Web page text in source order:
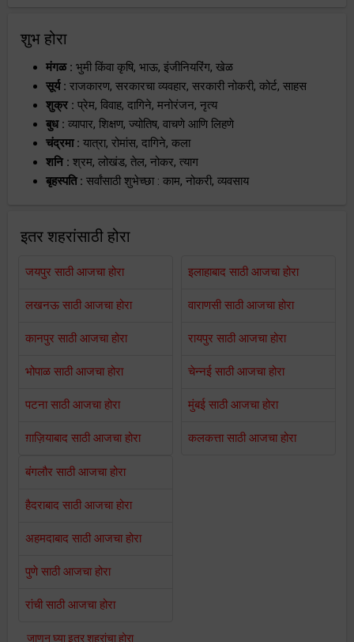
शुभ होरा
मंगळ : भुमी किंवा कृषि, भाऊ, इंजीनियरिंग, खेळ
सूर्य : राजकारण, सरकारचा व्यवहार, सरकारी नोकरी, कोर्ट, साहस
शुक्र : प्रेम, विवाह, दागिने, मनोरंजन, नृत्य
बुध : व्यापार, शिक्षण, ज्योतिष, वाचणे आणि लिहणे
चंद्रमा : यात्रा, रोमांस, दागिने, कला
शनि : श्रम, लोखंड, तेल, नोकर, त्याग
बृहस्पति : सर्वांसाठी शुभेच्छा : काम, नोकरी, व्यवसाय
इतर शहरांसाठी होरा
जयपुर साठी आजचा होरा
लखनऊ साठी आजचा होरा
कानपुर साठी आजचा होरा
भोपाळ साठी आजचा होरा
पटना साठी आजचा होरा
ग़ाज़ियाबाद साठी आजचा होरा
इलाहाबाद साठी आजचा होरा
वाराणसी साठी आजचा होरा
रायपुर साठी आजचा होरा
चेन्नई साठी आजचा होरा
मुंबई साठी आजचा होरा
कलकत्ता साठी आजचा होरा
बंगलौर साठी आजचा होरा
हैदराबाद साठी आजचा होरा
अहमदाबाद साठी आजचा होरा
पुणे साठी आजचा होरा
रांची साठी आजचा होरा
जाणून घ्या इतर शहरांचा होरा